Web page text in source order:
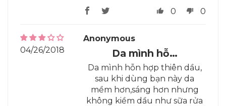
0
0
04/26/2018
Anonymous
Da mình hỗ…
Da mình hỗn hợp thiên dầu,
sau khi dùng bạn này da
mềm hơn,sáng hơn nhưng
không kiềm dầu như sữa rửa